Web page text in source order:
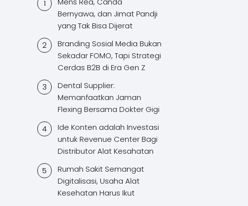
Bernyawa, dan Jimat Pandji
yang Tak Bisa Dijerat
Branding Sosial Media Bukan
Sekadar FOMO, Tapi Strategi
Cerdas B2B di Era Gen Z
Dental Supplier:
Memanfaatkan Jaman
Flexing Bersama Dokter Gigi
Ide Konten adalah Investasi
untuk Revenue Center Bagi
Distributor Alat Kesahatan
Rumah Sakit Semangat
Digitalisasi, Usaha Alat
Kesehatan Harus Ikut